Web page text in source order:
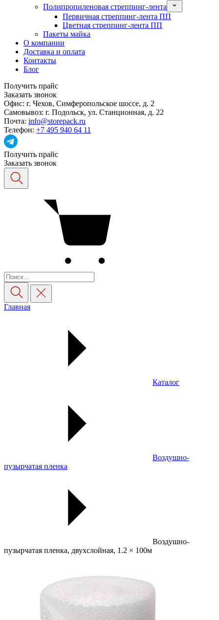
Полипропиленовая стреппинг-лента
Первичная стреппинг-лента ПП
Цветная стреппинг-лента ПП
Пакеты майка
О компании
Доставка и оплата
Контакты
Блог
Получить прайс
Заказать звонок
Офис: г. Чехов, Симферопольское шоссе, д. 2
Самовывоз: г. Подольск, ул. Станционная, д. 22
Почта: info@storepack.ru
Телефон: +7 495 940 64 11
Получить прайс
Заказать звонок
Главная
Каталог
Воздушно-
пузырчатая пленка
Воздушно-
пузырчатая пленка, двухслойная, 1.2 × 100м